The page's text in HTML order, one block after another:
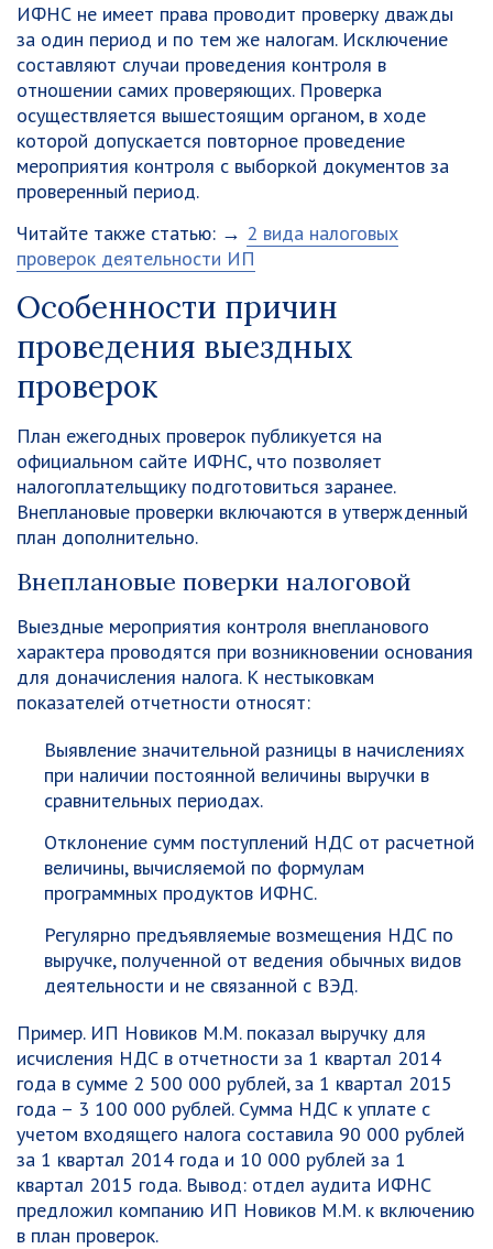
ИФНС не имеет права проводит проверку дважды
за один период и по тем же налогам. Исключение
составляют случаи проведения контроля в
отношении самих проверяющих. Проверка
осуществляется вышестоящим органом, в ходе
которой допускается повторное проведение
мероприятия контроля с выборкой документов за
проверенный период.
Читайте также статью: → 2 вида налоговых
проверок деятельности ИП
Особенности причин
проведения выездных
проверок
План ежегодных проверок публикуется на
официальном сайте ИФНС, что позволяет
налогоплательщику подготовиться заранее.
Внеплановые проверки включаются в утвержденный
план дополнительно.
Внеплановые поверки налоговой
Выездные мероприятия контроля внепланового
характера проводятся при возникновении основания
для доначисления налога. К нестыковкам
показателей отчетности относят:
Выявление значительной разницы в начислениях
при наличии постоянной величины выручки в
сравнительных периодах.
Отклонение сумм поступлений НДС от расчетной
величины, вычисляемой по формулам
программных продуктов ИФНС.
Регулярно предъявляемые возмещения НДС по
выручке, полученной от ведения обычных видов
деятельности и не связанной с ВЭД.
Пример. ИП Новиков М.М. показал выручку для
исчисления НДС в отчетности за 1 квартал 2014
года в сумме 2 500 000 рублей, за 1 квартал 2015
года – 3 100 000 рублей. Сумма НДС к уплате с
учетом входящего налога составила 90 000 рублей
за 1 квартал 2014 года и 10 000 рублей за 1
квартал 2015 года. Вывод: отдел аудита ИФНС
предложил компанию ИП Новиков М.М. к включению
в план проверок.